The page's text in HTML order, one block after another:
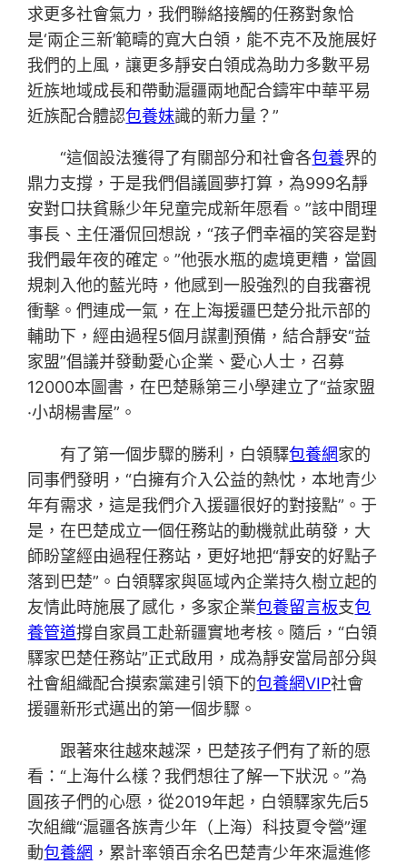
求更多社會氣力，我們聯絡接觸的任務對象恰
是‘兩企三新’範疇的寬大白領，能不克不及施展好
我們的上風，讓更多靜安白領成為助力多數平易
近族地域成長和帶動滬疆兩地配合鑄牢中華平易
近族配合體認包養妹識的新力量？”
“這個設法獲得了有關部分和社會各包養界的
鼎力支撐，于是我們倡議圓夢打算，為999名靜
安對口扶貧縣少年兒童完成新年愿看。”該中間理
事長、主任潘侃回想說，“孩子們幸福的笑容是對
我們最年夜的確定。”他張水瓶的處境更糟，當圓
規刺入他的藍光時，他感到一股強烈的自我審視
衝擊。們連成一氣，在上海援疆巴楚分批示部的
輔助下，經由過程5個月謀劃預備，結合靜安“益
家盟”倡議并發動愛心企業、愛心人士，召募
12000本圖書，在巴楚縣第三小學建立了“益家盟
·小胡楊書屋”。
有了第一個步驟的勝利，白領驛包養網家的
同事們發明，“白擁有介入公益的熱忱，本地青少
年有需求，這是我們介入援疆很好的對接點”。于
是，在巴楚成立一個任務站的動機就此萌發，大
師盼望經由過程任務站，更好地把“靜安的好點子
落到巴楚”。白領驛家與區域內企業持久樹立起的
友情此時施展了感化，多家企業包養留言板支包
養管道撐自家員工赴新疆實地考核。隨后，“白領
驛家巴楚任務站”正式啟用，成為靜安當局部分與
社會組織配合摸索黨建引領下的包養網VIP社會
援疆新形式邁出的第一個步驟。
跟著來往越來越深，巴楚孩子們有了新的愿
看：“上海什么樣？我們想往了解一下狀況。”為
圓孩子們的心愿，從2019年起，白領驛家先后5
次組織“滬疆各族青少年（上海）科技夏令營”運
動包養網 ，累計率領百余名巴楚青少年來滬進修